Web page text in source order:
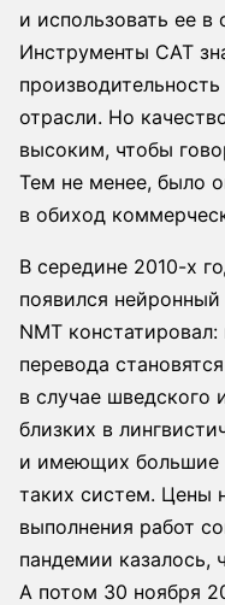
и использовать ее в
Инструменты CAT
отрасли. Но
высоким, чтобы
Тем не менее, было
в обиход
В середине 2010-х
появился
NMT
перевода
в случае шведского
близких в
и имеющих большие
таких систем. Цены
выполнения работ
пандемии казалось,
А потом 30 ноября